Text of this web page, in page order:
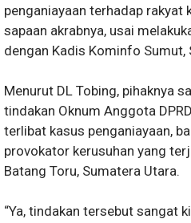
penganiayaan terhadap rakyat
sapaan akrabnya, usai
dengan Kadis Kominfo
Menurut DL Tobing, pihaknya
tindakan Oknum Anggota
terlibat kasus penganiayaan,
provokator kerusuhan yang
Batang Toru, Sumatera Utara.
“Ya, tindakan tersebut sangat